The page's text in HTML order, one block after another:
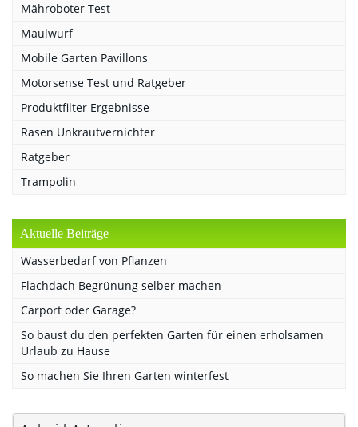
Mähroboter Test
Maulwurf
Mobile Garten Pavillons
Motorsense Test und Ratgeber
Produktfilter Ergebnisse
Rasen Unkrautvernichter
Ratgeber
Trampolin
Aktuelle Beiträge
Wasserbedarf von Pflanzen
Flachdach Begrünung selber machen
Carport oder Garage?
So baust du den perfekten Garten für einen erholsamen
Urlaub zu Hause
So machen Sie Ihren Garten winterfest